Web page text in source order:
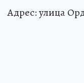
Адрес: улица